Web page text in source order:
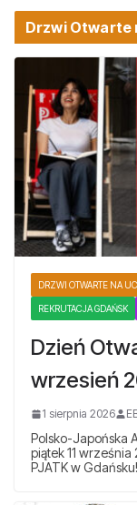
Drzwi Otwarte
DRZWI OTWARTE NA
REKRUTACJA GDAŃSK
Dzień
wrzesień
1 sierpnia 2026
Polsko-Japońska
piątek 11
PJATK w Gdańsku!